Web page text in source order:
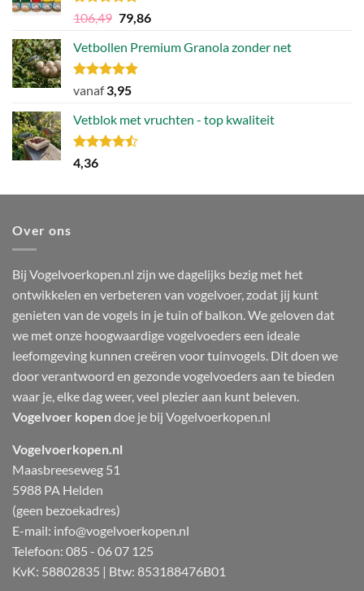
Gewaardeerd
uit 5
106,49 Oorspronkelijke
was:
106,49.
79,86Huidige
is:
Vetbollen Premium Granola zonder net
Gewaardeerd
uit 5
vanaf3,95
Vetblok met vruchten - top kwaliteit
Gewaardeerd
4.44
4,36
Over ons
Bij Vogelvoerkopen.nl zijn we dagelijks bezig met het
ontwikkelen en verbeteren van vogelvoer, zodat jij kunt
genieten van de vogels in je tuin of balkon. We geloven dat
we met onze hoogwaardige vogelvoeders een ideale
leefomgeving kunnen creëren voor tuinvogels. Dit doen we
door verantwoord en gezonde vogelvoeders aan te bieden
waar je, elke dag weer, veel plezier aan kunt beleven.
Vogelvoer kopendoe je bij Vogelvoerkopen.nl
Vogelvoerkopen.nl
Maasbreeseweg 51
5988 PA Helden
(geen bezoekadres)
E-mail: info@vogelvoerkopen.nl
Telefoon: 085 - 06 07 125
KvK: 58802835 | Btw: 853188476B01